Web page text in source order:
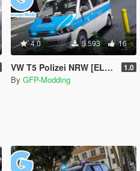
4.0 5.593 16
VW T5 Polizei NRW [ELS] [REFLECTION] 1.0
By GFP-Modding